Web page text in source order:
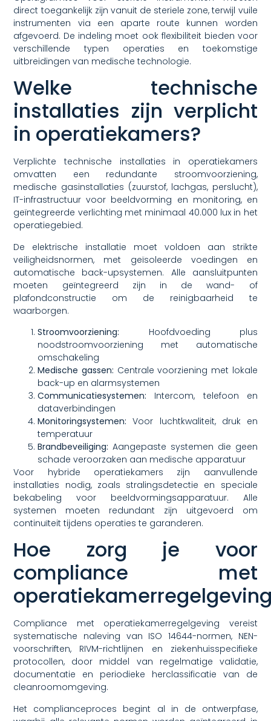
direct toegankelijk zijn vanuit de steriele zone, terwijl vuile
instrumenten via een aparte route kunnen worden
afgevoerd. De indeling moet ook flexibiliteit bieden voor
verschillende typen operaties en toekomstige
uitbreidingen van medische technologie.
Welke technische
installaties zijn verplicht
in operatiekamers?
Verplichte technische installaties in operatiekamers
omvatten een redundante stroomvoorziening,
medische gasinstallaties (zuurstof, lachgas, perslucht),
IT-infrastructuur voor beeldvorming en monitoring, en
geïntegreerde verlichting met minimaal 40.000 lux in het
operatiegebied.
De elektrische installatie moet voldoen aan strikte
veiligheidsnormen, met geïsoleerde voedingen en
automatische back-upsystemen. Alle aansluitpunten
moeten geïntegreerd zijn in de wand- of
plafondconstructie om de reinigbaarheid te
waarborgen.
Stroomvoorziening: Hoofdvoeding plus
noodstroomvoorziening met automatische
omschakeling
Medische gassen: Centrale voorziening met lokale
back-up en alarmsystemen
Communicatiesystemen: Intercom, telefoon en
dataverbindingen
Monitoringsystemen: Voor luchtkwaliteit, druk en
temperatuur
Brandbeveiliging: Aangepaste systemen die geen
schade veroorzaken aan medische apparatuur
Voor hybride operatiekamers zijn aanvullende
installaties nodig, zoals stralingsdetectie en speciale
bekabeling voor beeldvormingsapparatuur. Alle
systemen moeten redundant zijn uitgevoerd om
continuïteit tijdens operaties te garanderen.
Hoe zorg je voor
compliance met
Compliance met operatiekamerregelgeving vereist
systematische naleving van ISO 14644-normen, NEN-
voorschriften, RIVM-richtlijnen en ziekenhuisspecifieke
protocollen, door middel van regelmatige validatie,
documentatie en periodieke herclassificatie van de
cleanroomomgeving.
Het complianceproces begint al in de ontwerpfase,